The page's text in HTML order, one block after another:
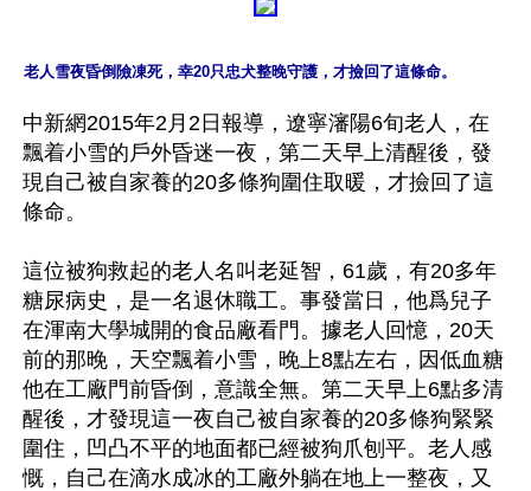
中新網2015年2月2日報導，遼寧瀋陽6旬老人，在
飄着小雪的戶外昏迷一夜，第二天早上清醒後，發
現自己被自家養的20多條狗圍住取暖，才撿回了這
條命。
這位被狗救起的老人名叫老延智，61歲，有20多年
糖尿病史，是一名退休職工。事發當日，他爲兒子
在渾南大學城開的食品廠看門。據老人回憶，20天
前的那晚，天空飄着小雪，晚上8點左右，因低血糖
他在工廠門前昏倒，意識全無。第二天早上6點多清
醒後，才發現這一夜自己被自家養的20多條狗緊緊
圍住，凹凸不平的地面都已經被狗爪刨平。老人感
慨，自己在滴水成冰的工廠外躺在地上一整夜，又